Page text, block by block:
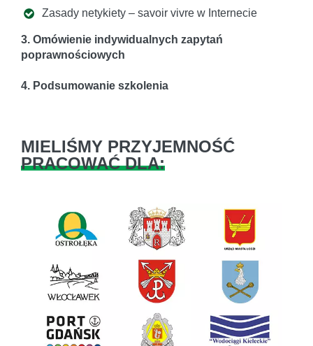
Zasady netykiety – savoir vivre w Internecie
3. Omówienie indywidualnych zapytań
poprawnościowych
4. Podsumowanie szkolenia
MIELIŚMY PRZYJEMNOŚĆ
PRACOWAĆ DLA:
Previous